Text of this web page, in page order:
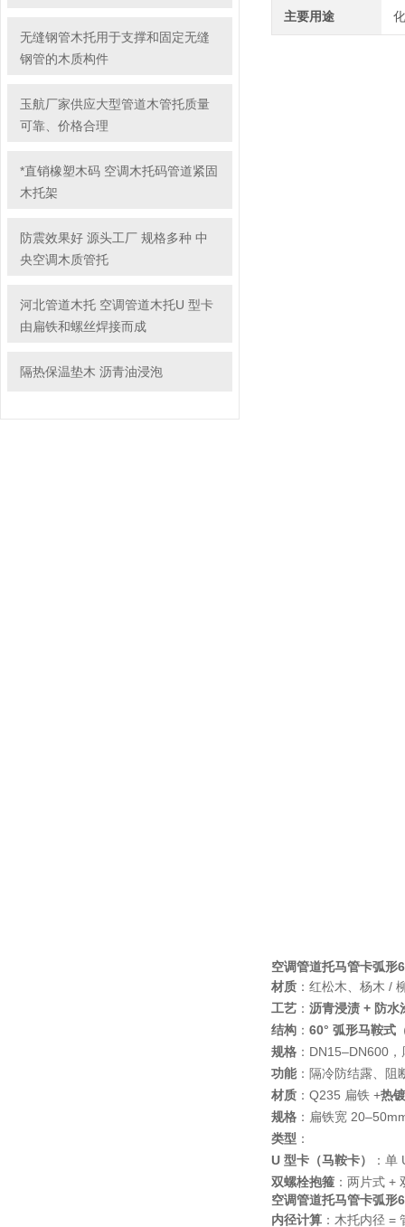
无缝钢管木托用于支撑和固定无缝
钢管的木质构件
玉航厂家供应大型管道木管托质量
可靠、价格合理
*直销橡塑木码 空调木托码管道紧固
木托架
防震效果好 源头工厂 规格多种 中
央空调木质管托
河北管道木托 空调管道木托U 型卡
由扁铁和螺丝焊接而成
隔热保温垫木 沥青油浸泡
主要用途
空调管道托马管卡弧形
材质 ：红松木、杨木 /
工艺 ： 沥青浸渍 + 防水
结构 ： 60° 弧形马鞍式
规格 ：DN15–DN600
功能：隔冷防结露、阻
材质 ：Q235 扁铁 +热
规格 ：扁铁宽
类型 ：
U 型卡（马鞍卡）
：单
双螺栓抱箍 ：两片式 +
空调管道托马管卡弧形
内径计算 ：木托内径 =